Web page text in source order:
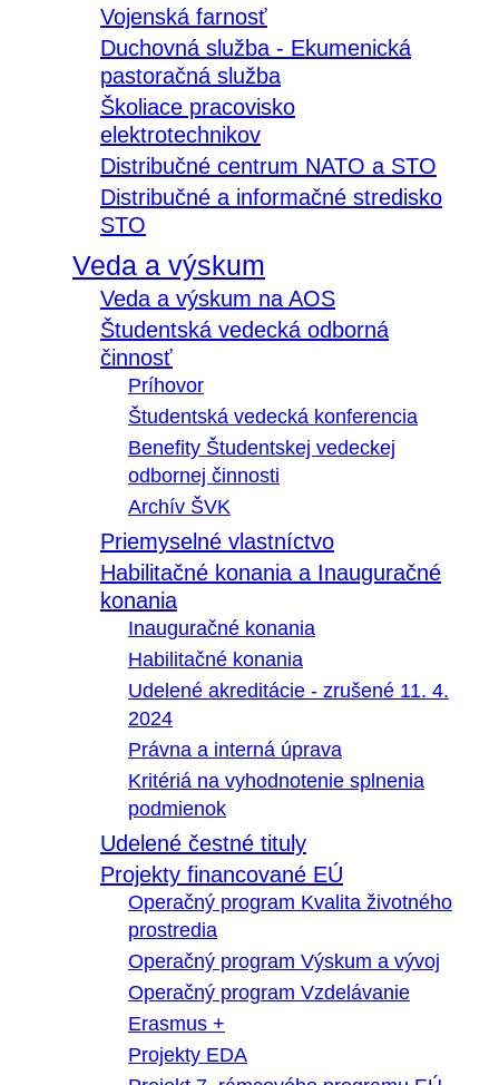
Vojenská farnosť
Duchovná služba - Ekumenická
pastoračná služba
Školiace pracovisko
elektrotechnikov
Distribučné centrum NATO a STO
Distribučné a informačné stredisko
STO
Veda a výskum
Veda a výskum na AOS
Študentská vedecká odborná
činnosť
Príhovor
Študentská vedecká konferencia
Benefity Študentskej vedeckej
odbornej činnosti
Archív ŠVK
Priemyselné vlastníctvo
Habilitačné konania a Inauguračné
konania
Inauguračné konania
Habilitačné konania
Udelené akreditácie - zrušené 11. 4.
2024
Právna a interná úprava
Kritériá na vyhodnotenie splnenia
podmienok
Udelené čestné tituly
Projekty financované EÚ
Operačný program Kvalita životného
prostredia
Operačný program Výskum a vývoj
Operačný program Vzdelávanie
Erasmus +
Projekty EDA